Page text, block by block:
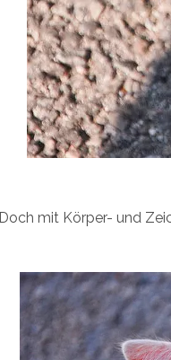
Doch mit Körper- und